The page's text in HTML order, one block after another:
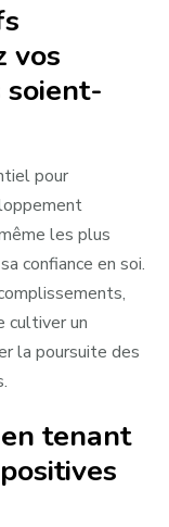
vos
soient-
pour
les plus
confiance en soi.
cultiver un
la poursuite des
tenant